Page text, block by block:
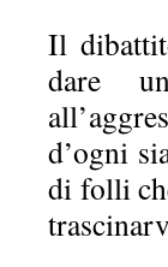
Il
dare
d’ogni
di folli